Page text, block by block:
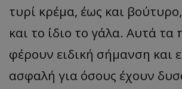
τυρί κρέμα, έως και
και το ίδιο το γάλα. Αυτά τα
φέρουν ειδική σήμανση και
ασφαλή για όσους έχουν